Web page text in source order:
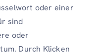
oder einer
sind
oder
Durch Klicken